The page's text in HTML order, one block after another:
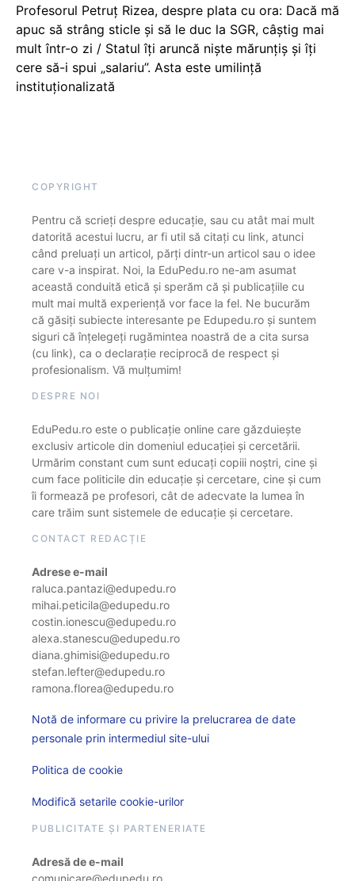
Profesorul Petruț Rizea, despre plata cu ora: Dacă mă
apuc să strâng sticle și să le duc la SGR, câștig mai
mult într-o zi / Statul îți aruncă niște mărunțiș și îți
cere să-i spui „salariu”. Asta este umilință
instituționalizată
COPYRIGHT
Pentru că scrieți despre educație, sau cu atât mai mult
datorită acestui lucru, ar fi util să citați cu link, atunci
când preluați un articol, părți dintr-un articol sau o idee
care v-a inspirat. Noi, la EduPedu.ro ne-am asumat
această conduită etică și sperăm că și publicațiile cu
mult mai multă experiență vor face la fel. Ne bucurăm
că găsiți subiecte interesante pe Edupedu.ro și suntem
siguri că înțelegeți rugămintea noastră de a cita sursa
(cu link), ca o declarație reciprocă de respect și
profesionalism. Vă mulțumim!
DESPRE NOI
EduPedu.ro este o publicație online care găzduiește
exclusiv articole din domeniul educației și cercetării.
Urmărim constant cum sunt educați copiii noștri, cine și
cum face politicile din educație și cercetare, cine și cum
îi formează pe profesori, cât de adecvate la lumea în
care trăim sunt sistemele de educație și cercetare.
CONTACT REDACȚIE
Adrese e-mail
raluca.pantazi@edupedu.ro
mihai.peticila@edupedu.ro
costin.ionescu@edupedu.ro
alexa.stanescu@edupedu.ro
diana.ghimisi@edupedu.ro
stefan.lefter@edupedu.ro
ramona.florea@edupedu.ro
Notă de informare cu privire la prelucrarea de date
personale prin intermediul site-ului
Politica de cookie
Modifică setarile cookie-urilor
PUBLICITATE ȘI PARTENERIATE
Adresă de e-mail
comunicare@edupedu.ro